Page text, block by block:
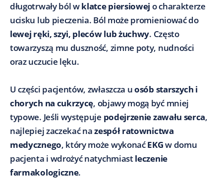
długotrwały ból wklatce piersiowej o charakterze
ucisku lub pieczenia. Ból może promieniować do
lewej ręki, szyi, pleców lub żuchwy. Często
towarzyszą mu duszność, zimne poty, nudności
oraz uczucie lęku.
U części pacjentów, zwłaszcza uosób starszych i
chorych na cukrzycę, objawy mogą być mniej
typowe. Jeśli występuje podejrzenie zawału serca,
najlepiej zaczekać nazespół ratownictwa
medycznego, który może wykonaćEKGw domu
pacjenta i wdrożyć natychmiastleczenie
farmakologiczne.